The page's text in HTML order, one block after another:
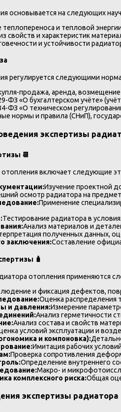
основывается на следующих
и тепловой
свойств и характеристик
и устойчивости
регулируется следующими
продажа, аренда,
«О бухгалтерском учёте»
«О техническом
нормы и правила (СНиП),
экспертизы
📆
отопления включает следующие
Изучение проектной
осмотр радиатора на
Применение
Тестирование радиатора в
Анализ материалов и
полученных данных,
заключения:Составление
🧳
отопления применяются
и фиксация дефектов,
Оценка распределения
и давления:Измерение
Анализ герметичности
Анализ состава и свойств
условий эксплуатации и
и компоновка):
Имитация рабочих
Проверка сопротивления
Определение внутреннего
Макро- и
комплексного риска:Общая
экспертизы